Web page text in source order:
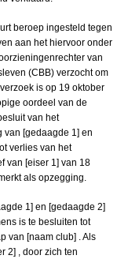
beroep ingesteld tegen
aan het hiervoor onder
van
(CBB) verzocht om
is op 19 oktober
oordeel van de
van het
van [gedaagde 1] en
verlies van het
van [eiser 1] van 18
als opzegging.
1] en [gedaagde 2]
is te besluiten tot
van [naam club] . Als
2] , door zich ten